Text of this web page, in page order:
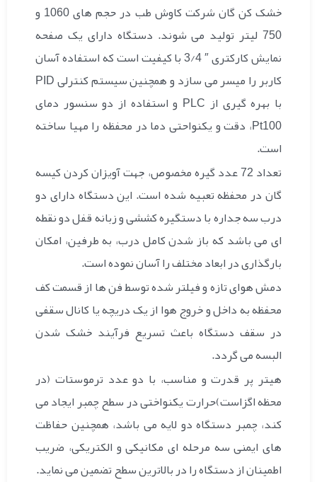
خشک کن گان شرکت کاوش طب در حجم های 1060 و
750 لیتر تولید می شوند. دستگاه دارای یک صفحه
نمایش کارکتری ″ 3/4 با کیفیت است که استفاده آسان
کاربر را میسر می سازد و همچنین سیستم کنترلی PID
با بهره گیری از PLC و استفاده از دو سنسور دمای
Pt100، دقت و یکنواحتی دما در محفظه را مهیا ساخته
است.
تعداد 72 عدد گیره مخصوص، جهت آویزان کردن کیسه
گان در محفظه تعبیه شده است. این دستگاه دارای دو
درب سه جداره با دستگیره کششی و زبانه قفل دو نقطه
ای می باشد که باز شدن کامل درب، به طرفین، امکان
بارگذاری در ابعاد مختلف را آسان نموده است.
دمش هوای تازه و فیلتر شده توسط فن ها از قسمت کف
محفظه به داخل و خروج هوا از یک دریچه یا کانال سقفی
در سقف دستگاه باعث تسریع فرآیند خشک شدن
البسه می گردد.
هیتر پر قدرت و مناسب، با دو عدد ترموستات (در
محظه اگزاست)حرارت یکنواختی در سطح چمبر ایجاد می
کند، چمبر دستگاه دو لایه می باشد، همچنین حفاظت
های ایمنی سه مرحله ای مکانیکی و الکتریکی، ضریب
اطمینان از دستگاه را در بالاترین سطح تضمین می نماید.